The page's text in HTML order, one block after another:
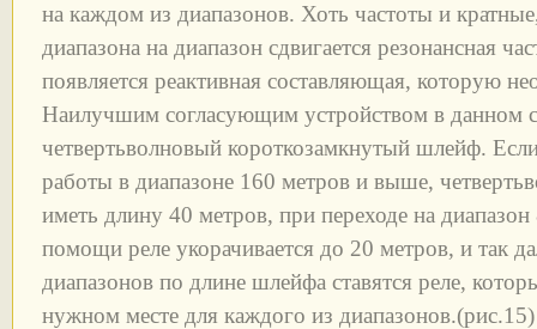
на каждом из диапазонов. Хоть частоты и
диапазона на диапазон сдвигается резонансная
появляется реактивная составляющая, которую
Наилучшим согласующим устройством в данном
четвертьволновый короткозамкнутый шлейф.
работы в диапазоне 160 метров и выше,
иметь длину 40 метров, при переходе на
помощи реле укорачивается до 20 метров, и так
диапазонов по длине шлейфа ставятся реле,
нужном месте для каждого из диапазонов.(рис.15)